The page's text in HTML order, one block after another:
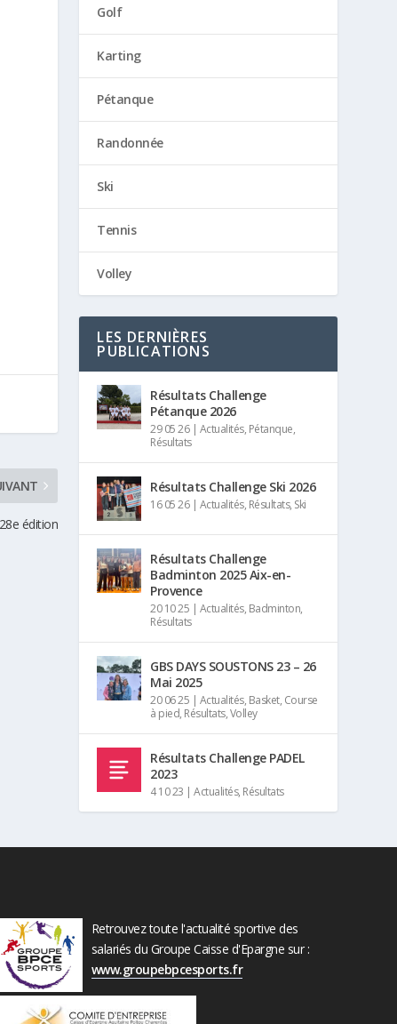
édition
Golf
Karting
Pétanque
Randonnée
Ski
Tennis
Volley
LES DERNIÈRES
PUBLICATIONS
Résultats Challenge
Pétanque 2026
29 05 26| Actualités, Pétanque,
Résultats
Résultats Challenge Ski 2026
16 05 26| Actualités, Résultats, Ski
Résultats Challenge
Badminton 2025 Aix-en-
Provence
20 10 25 | Actualités, Badminton,
Résultats
GBS DAYS SOUSTONS 23 – 26
Mai 2025
20 06 25 | Actualités, Basket, Course
à pied, Résultats,Volley
Résultats Challenge PADEL
2023
4 10 23 |Actualités, Résultats
Retrouvez toute l'actualité sportive des
salariés du Groupe Caisse d'Epargne sur :
www.groupebpcesports.fr